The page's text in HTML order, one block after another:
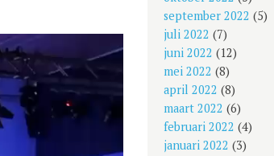
september 2022 (5)
juli 2022 (7)
juni 2022 (12)
mei 2022 (8)
april 2022 (8)
maart 2022 (6)
februari 2022 (4)
januari 2022 (3)